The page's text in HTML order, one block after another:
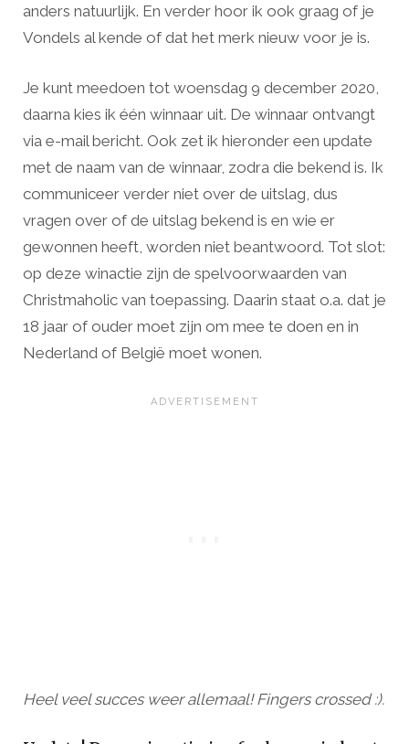
anders natuurlijk. En verder hoor ik ook graag of je
Vondels al kende of dat het merk nieuw voor je is.
Je kunt meedoen tot woensdag 9 december 2020,
daarna kies ik één winnaar uit. De winnaar ontvangt
via e-mail bericht. Ook zet ik hieronder een update
met de naam van de winnaar, zodra die bekend is. Ik
communiceer verder niet over de uitslag, dus
vragen over of de uitslag bekend is en wie er
gewonnen heeft, worden niet beantwoord. Tot slot:
op deze winactie zijn de spelvoorwaarden van
Christmaholic van toepassing. Daarin staat o.a. dat je
18 jaar of ouder moet zijn om mee te doen en in
Nederland of België moet wonen.
Heel veel succes weer allemaal! Fingers crossed :).